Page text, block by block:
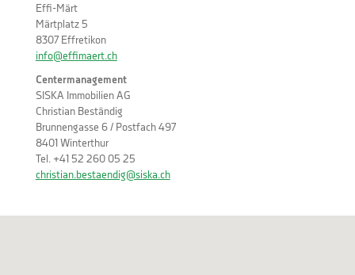
Effi-Märt
Märtplatz 5
8307 Effretikon
info@effimaert.ch
Centermanagement
SISKA Immobilien AG
Christian Beständig
Brunnengasse 6 / Postfach 497
8401 Winterthur
Tel. +41 52 260 05 25
christian.bestaendig@siska.ch